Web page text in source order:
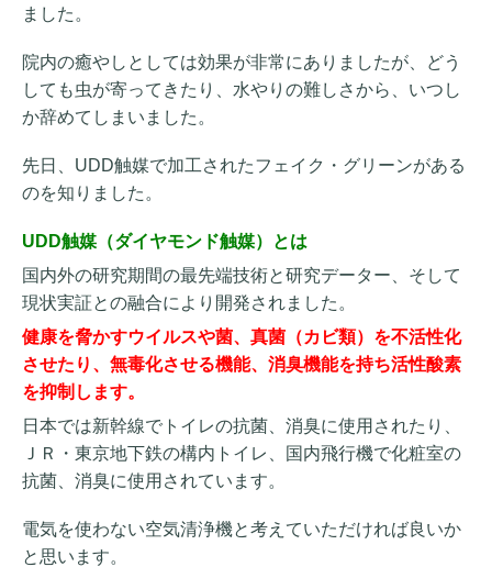
ました。
院内の癒やしとしては効果が非常にありましたが、どう
しても虫が寄ってきたり、水やりの難しさから、いつし
か辞めてしまいました。
先日、UDD触媒で加工されたフェイク・グリーンがある
のを知りました。
UDD触媒（ダイヤモンド触媒）とは
国内外の研究期間の最先端技術と研究データー、そして
現状実証との融合により開発されました。
健康を脅かすウイルスや菌、真菌（カビ類）を不活性化
させたり、無毒化させる機能、消臭機能を持ち活性酸素
を抑制します。
日本では新幹線でトイレの抗菌、消臭に使用されたり、
ＪＲ・東京地下鉄の構内トイレ、国内飛行機で化粧室の
抗菌、消臭に使用されています。
電気を使わない空気清浄機と考えていただければ良いか
と思います。